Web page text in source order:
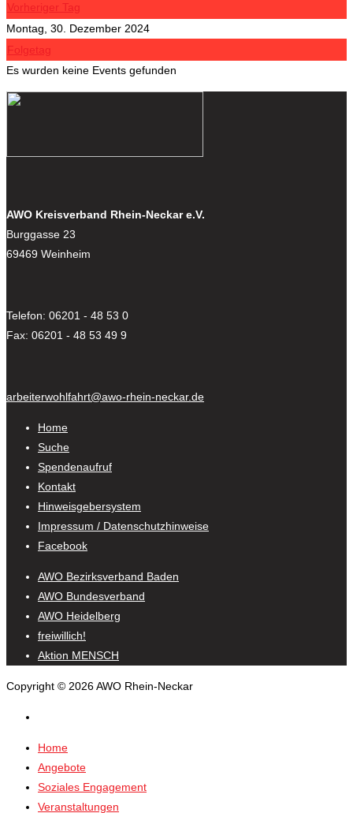
Vorheriger Tag
Montag, 30. Dezember 2024
Folgetag
Es wurden keine Events gefunden
AWO Kreisverband Rhein-Neckar e.V.
Burggasse 23
69469 Weinheim
Telefon: 06201 - 48 53 0
Fax: 06201 - 48 53 49 9
arbeiterwohlfahrt@awo-rhein-neckar.de
Home
Suche
Spendenaufruf
Kontakt
Hinweisgebersystem
Impressum / Datenschutzhinweise
Facebook
AWO Bezirksverband Baden
AWO Bundesverband
AWO Heidelberg
freiwillich!
Aktion MENSCH
Copyright © 2026 AWO Rhein-Neckar
Home
Angebote
Soziales Engagement
Veranstaltungen